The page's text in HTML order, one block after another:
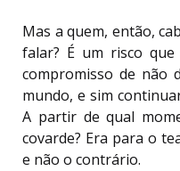
Mas a quem, então,
falar? É um risco
compromisso de não
mundo, e sim
A partir de qual
covarde? Era para o
e não o contrário.